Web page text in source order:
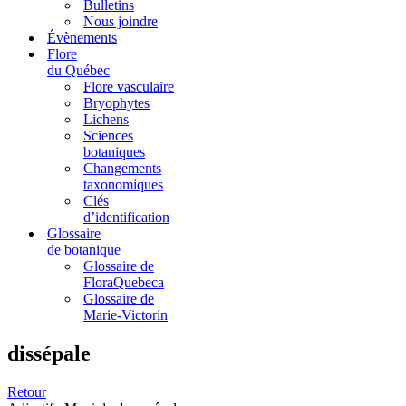
Bulletins
Nous joindre
Évènements
Flore
du Québec
Flore vasculaire
Bryophytes
Lichens
Sciences
botaniques
Changements
taxonomiques
Clés
d’identification
Glossaire
de botanique
Glossaire de
FloraQuebeca
Glossaire de
Marie-Victorin
dissépale
Retour